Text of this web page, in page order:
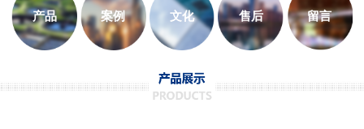
产品 案例 文化 售后 留言